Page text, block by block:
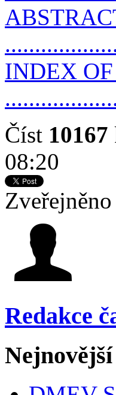
INDEX
Číst 10167
08:20
Redakce
Nejnovější